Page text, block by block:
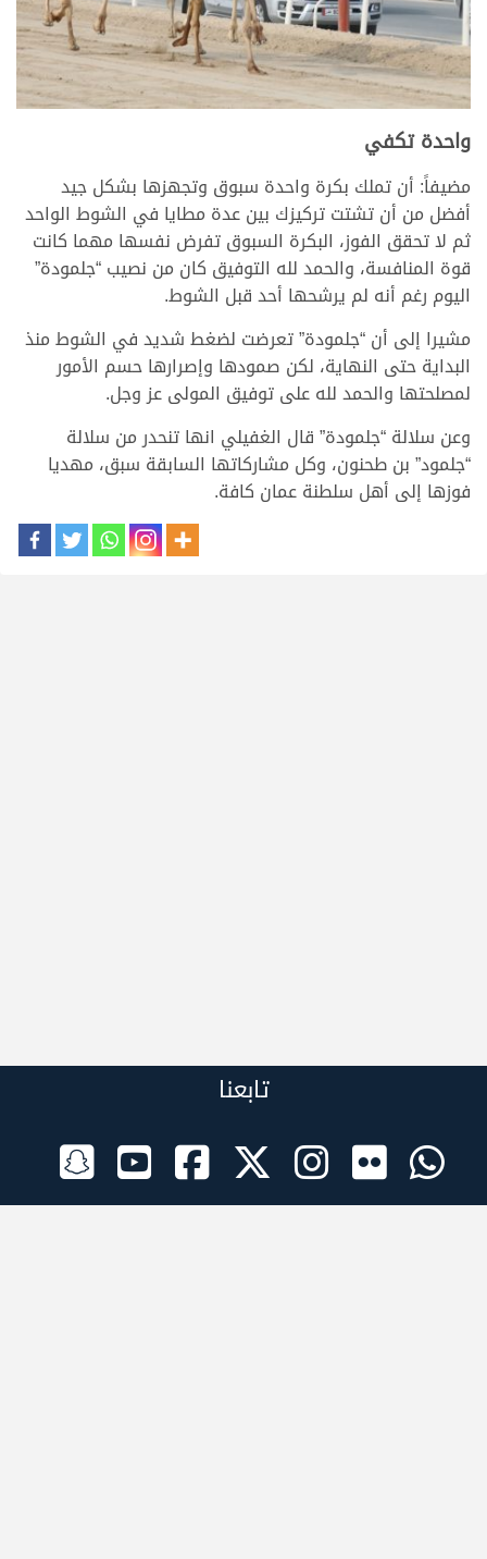
واحدة تكفي
مضيفاً: أن تملك بكرة واحدة سبوق وتجهزها بشكل جيد
أفضل من أن تشتت تركيزك بين عدة مطايا في الشوط الواحد
ثم لا تحقق الفوز، البكرة السبوق تفرض نفسها مهما كانت
قوة المنافسة، والحمد لله التوفيق كان من نصيب “جلمودة”
اليوم رغم أنه لم يرشحها أحد قبل الشوط.
مشيرا إلى أن “جلمودة” تعرضت لضغط شديد في الشوط منذ
البداية حتى النهاية، لكن صمودها وإصرارها حسم الأمور
لمصلحتها والحمد لله على توفيق المولى عز وجل.
وعن سلالة “جلمودة” قال الغفيلي انها تنحدر من سلالة
“جلمود” بن طحنون، وكل مشاركاتها السابقة سبق، مهديا
فوزها إلى أهل سلطنة عمان كافة.
تابعنا